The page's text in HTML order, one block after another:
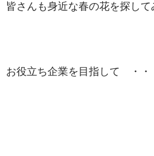
皆さんも身近な春の花を探して
お役立ち企業を目指して ・